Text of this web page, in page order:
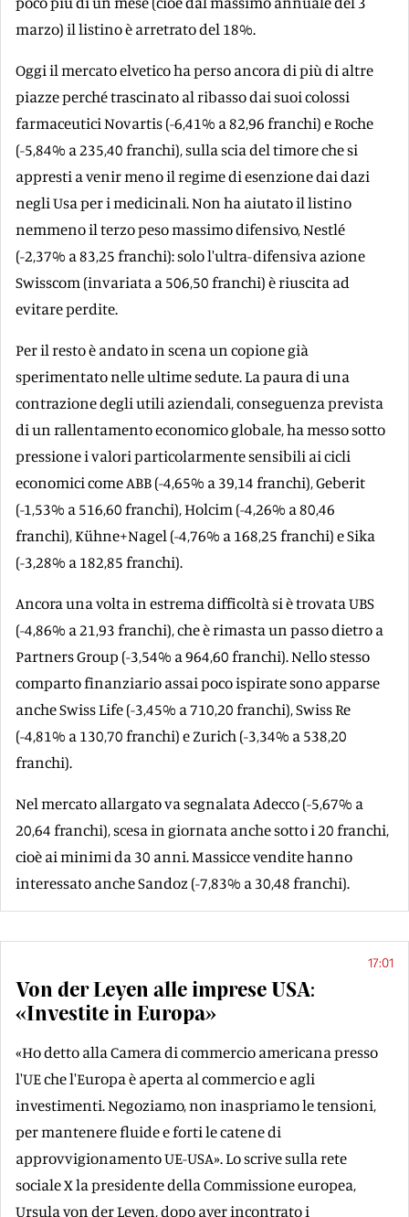
marzo) il listino è arretrato del 18%.
Oggi il mercato elvetico ha perso ancora di più di altre
piazze perché trascinato al ribasso dai suoi colossi
farmaceutici Novartis (-6,41% a 82,96 franchi) e Roche
(-5,84% a 235,40 franchi), sulla scia del timore che si
appresti a venir meno il regime di esenzione dai dazi
negli Usa per i medicinali. Non ha aiutato il listino
nemmeno il terzo peso massimo difensivo, Nestlé
(-2,37% a 83,25 franchi): solo l'ultra-difensiva azione
Swisscom (invariata a 506,50 franchi) è riuscita ad
evitare perdite.
Per il resto è andato in scena un copione già
sperimentato nelle ultime sedute. La paura di una
contrazione degli utili aziendali, conseguenza prevista
di un rallentamento economico globale, ha messo sotto
pressione i valori particolarmente sensibili ai cicli
economici come ABB (-4,65% a 39,14 franchi), Geberit
(-1,53% a 516,60 franchi), Holcim (-4,26% a 80,46
franchi), Kühne+Nagel (-4,76% a 168,25 franchi) e Sika
(-3,28% a 182,85 franchi).
Ancora una volta in estrema difficoltà si è trovata UBS
(-4,86% a 21,93 franchi), che è rimasta un passo dietro a
Partners Group (-3,54% a 964,60 franchi). Nello stesso
comparto finanziario assai poco ispirate sono apparse
anche Swiss Life (-3,45% a 710,20 franchi), Swiss Re
(-4,81% a 130,70 franchi) e Zurich (-3,34% a 538,20
franchi).
Nel mercato allargato va segnalata Adecco (-5,67% a
20,64 franchi), scesa in giornata anche sotto i 20 franchi,
cioè ai minimi da 30 anni. Massicce vendite hanno
interessato anche Sandoz (-7,83% a 30,48 franchi).
17:01
Von der Leyen alle imprese USA:
«Investite in Europa»
«Ho detto alla Camera di commercio americana presso
l'UE che l'Europa è aperta al commercio e agli
investimenti. Negoziamo, non inaspriamo le tensioni,
per mantenere fluide e forti le catene di
approvvigionamento UE-USA». Lo scrive sulla rete
sociale X la presidente della Commissione europea,
Ursula von der Leyen, dopo aver incontrato i